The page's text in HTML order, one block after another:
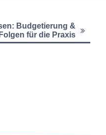
Budgetierung &
für die Praxis